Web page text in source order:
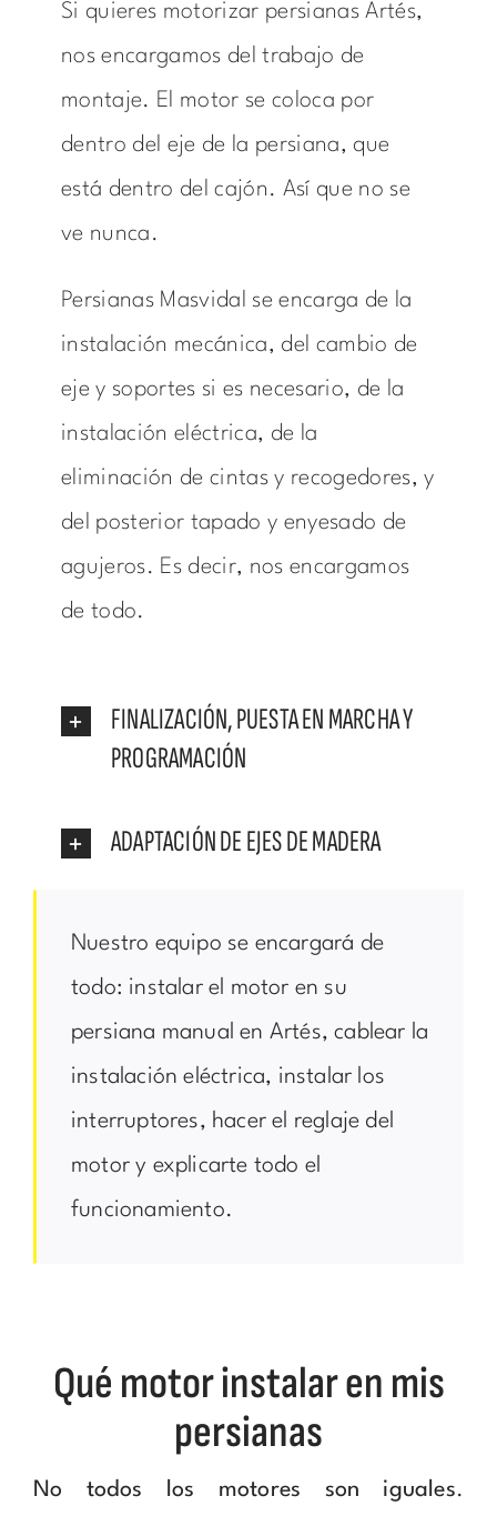
Si quieres motorizar persianas Artés,
nos encargamos del trabajo de
montaje. El motor se coloca por
dentro del eje de la persiana, que
está dentro del cajón. Así que no se
ve nunca.
Persianas Masvidal se encarga de la
instalación mecánica, del cambio de
eje y soportes si es necesario, de la
instalación eléctrica, de la
eliminación de cintas y recogedores, y
del posterior tapado y enyesado de
agujeros. Es decir, nos encargamos
de todo.
FINALIZACIÓN, PUESTA EN MARCHA Y
PROGRAMACIÓN
ADAPTACIÓN DE EJES DE MADERA
Nuestro equipo se encargará de
todo: instalar el motor en su
persiana manual en Artés, cablear la
instalación eléctrica, instalar los
interruptores, hacer el reglaje del
motor y explicarte todo el
funcionamiento.
Qué motor instalar en mis
persianas
No todos los motores son iguales.